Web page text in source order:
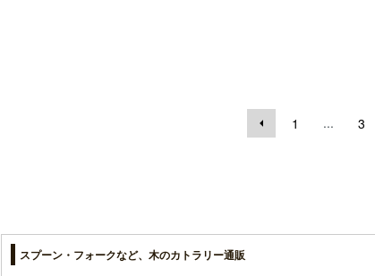
1 ... 3
スプーン・フォークなど、木のカトラリー通販